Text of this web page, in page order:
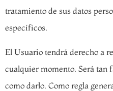
tratamiento de sus datos
específicos.
El Usuario tendrá derecho a
cualquier momento. Será
como darlo. Como regla